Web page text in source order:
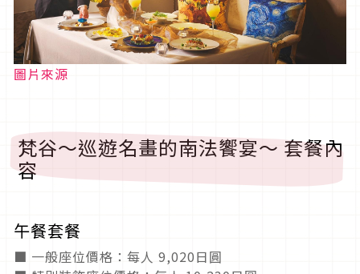
圖片來源
梵谷～巡遊名畫的南法饗宴～ 套餐內
容
午餐套餐
■ 一般座位價格：每人 9,020日圓